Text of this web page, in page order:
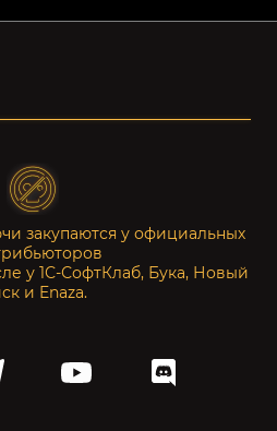
закупаются у официальных
у 1С-СофтКлаб, Бука, Новый
и Enaza.